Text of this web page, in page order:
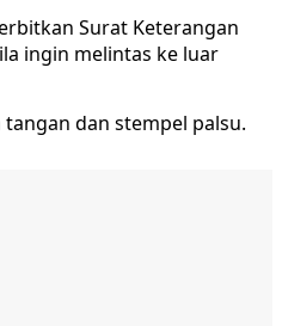
Surat Keterangan
ingin melintas ke luar
dan stempel palsu.